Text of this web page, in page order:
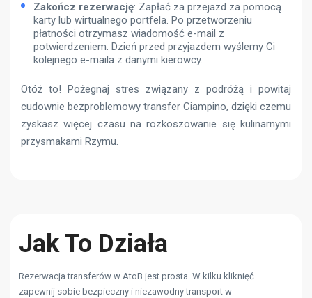
Zakończ rezerwację: Zapłać za przejazd za pomocą
karty lub wirtualnego portfela. Po przetworzeniu
płatności otrzymasz wiadomość e-mail z
potwierdzeniem. Dzień przed przyjazdem wyślemy Ci
kolejnego e-maila z danymi kierowcy.
Otóż ​​to! Pożegnaj stres związany z podróżą i powitaj
cudownie bezproblemowy transfer Ciampino, dzięki czemu
zyskasz więcej czasu na rozkoszowanie się kulinarnymi
przysmakami Rzymu.
Jak To Działa
Rezerwacja transferów w AtoB jest prosta. W kilku kliknięć
zapewnij sobie bezpieczny i niezawodny transport w